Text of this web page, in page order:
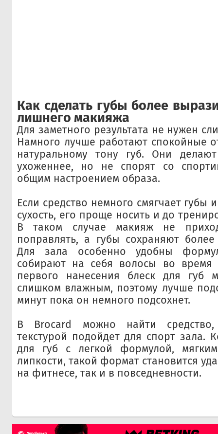
Как сделать губы более
лишнего макияжа
Для заметного результата не нужен
Намного лучше работают спокойные
натуральному тону губ. Они
ухоженнее, но не спорят со
общим настроением образа.
Если средство немного смягчает губы
сухость, его проще носить и до
В таком случае макияж не
поправлять, а губы сохраняют
Для зала особенно удобны
собирают на себя волосы во время
первого нанесения блеск для губ
слишком влажным, поэтому лучше
минут пока он немного подсохнет.
В Brocard можно найти
текстурой подойдет для спорт зала.
для губ с легкой формулой,
липкости, такой формат становится
на фитнесе, так и в повседневности.